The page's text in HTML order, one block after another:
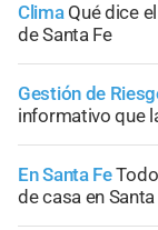
Clima Qué dice
de Santa Fe
Gestión de
informativo que
En Santa Fe
de casa en